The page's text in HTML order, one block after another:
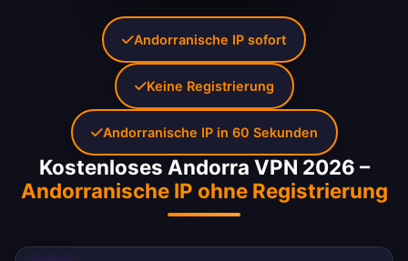
Kostenloses Andorra VPN 2026 –
Andorranische IP ohne Registrierung
Andorranische IP sofort
Keine Registrierung
Andorranische IP in 60 Sekunden